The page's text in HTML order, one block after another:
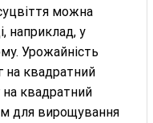
можна
наприклад, у
Урожайність
на квадратний
на квадратний
для вирощування